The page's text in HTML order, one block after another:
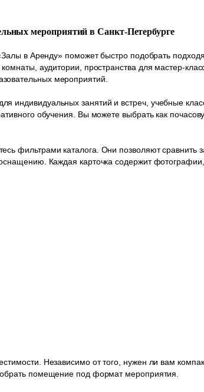
мероприятий в Санкт-Петербурге
в Аренду» поможет быстро подобрать
аудитории, пространства для мастер-
мероприятий.
индивидуальных занятий и встреч, учебные
обучения. Вы можете выбрать как
фильтрами каталога. Они позволяют сравнить
Каждая карточка содержит
Независимо от того, нужен ли вам
помещение под формат мероприятия.